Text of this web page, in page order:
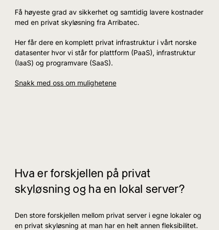
Få høyeste grad av sikkerhet og samtidig lavere kostnader
med en privat skyløsning fra Arribatec.
Her får dere en komplett privat infrastruktur i vårt norske
datasenter hvor vi står for plattform (PaaS), infrastruktur
(IaaS) og programvare (SaaS).
Snakk med oss om mulighetene
Hva er forskjellen på privat
skyløsning og ha en lokal server?
Den store forskjellen mellom privat server i egne lokaler og
en privat skyløsning at man har en helt annen fleksibilitet.